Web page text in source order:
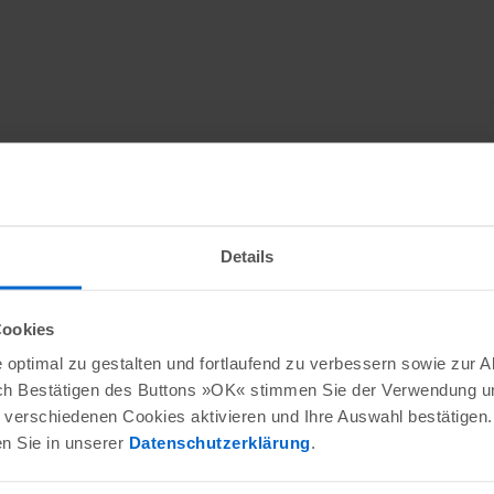
Details
zu gestalten und fortlaufend zu verbessern sowie zur
Bestätigen des Buttons »OK« stimmen Sie der Verwendung
Cookies aktivieren und Ihre Auswahl bestätigen.
Sie in unserer Datenschutzerklärung.